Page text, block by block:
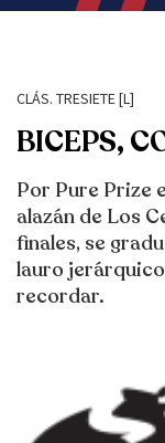
CLÁS. TRESIETE [L]
BICEPS,
Por Pure Prize
alazán de Los
finales, se
lauro
recordar.